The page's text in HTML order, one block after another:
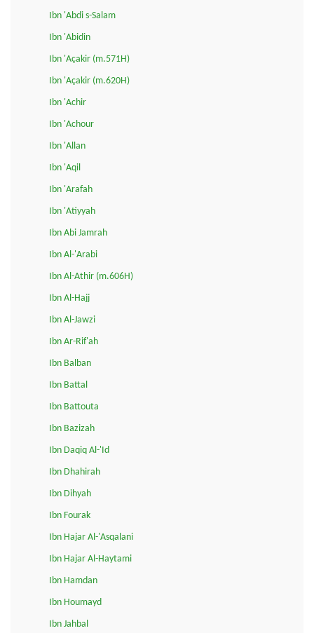
Ibn 'Abdi s-Salam
Ibn 'Abidin
Ibn 'Açakir (m.571H)
Ibn 'Açakir (m.620H)
Ibn 'Achir
Ibn 'Achour
Ibn 'Allan
Ibn 'Aqil
Ibn 'Arafah
Ibn 'Atiyyah
Ibn Abi Jamrah
Ibn Al-'Arabi
Ibn Al-Athir (m.606H)
Ibn Al-Hajj
Ibn Al-Jawzi
Ibn Ar-Rif'ah
Ibn Balban
Ibn Battal
Ibn Battouta
Ibn Bazizah
Ibn Daqiq Al-'Id
Ibn Dhahirah
Ibn Dihyah
Ibn Fourak
Ibn Hajar Al-'Asqalani
Ibn Hajar Al-Haytami
Ibn Hamdan
Ibn Houmayd
Ibn Jahbal